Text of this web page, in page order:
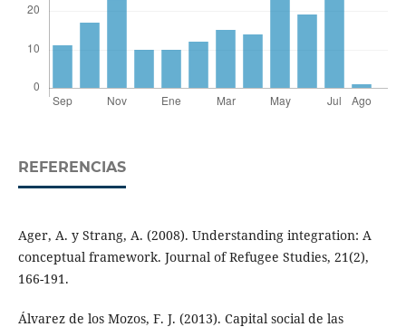
REFERENCIAS
Ager, A. y Strang, A. (2008). Understanding integration: A
conceptual framework. Journal of Refugee Studies, 21(2),
166-191.
Álvarez de los Mozos, F. J. (2013). Capital social de las